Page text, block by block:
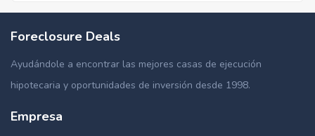
Foreclosure Deals
Ayudándole a encontrar las mejores casas de ejecución
hipotecaria y oportunidades de inversión desde 1998.
Empresa